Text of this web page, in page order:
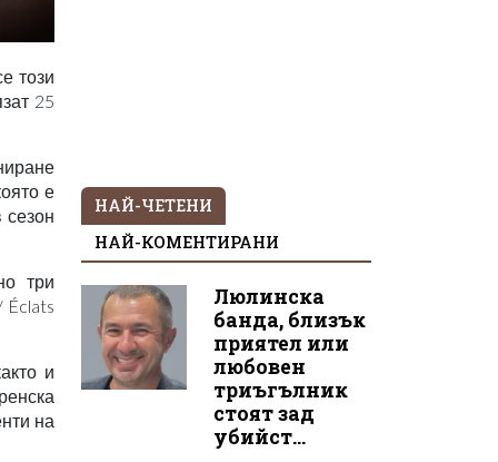
този
25
е
три
Éclats
и
на
НАЙ-ЧЕТЕНИ
НАЙ-КОМЕНТИРАНИ
Люлинска
банда, близък
приятел или
любовен
триъгълник
стоят зад
убийст...